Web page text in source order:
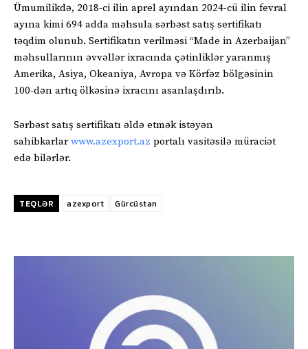
Ümumilikdə, 2018-ci ilin aprel ayından 2024-cü ilin fevral
ayına kimi 694 adda məhsula sərbəst satış sertifikatı
təqdim olunub. Sertifikatın verilməsi “Made in Azerbaijan”
məhsullarının əvvəllər ixracında çətinliklər yaranmış
Amerika, Asiya, Okeaniya, Avropa və Körfəz bölgəsinin
100-dən artıq ölkəsinə ixracını asanlaşdırıb.
Sərbəst satış sertifikatı əldə etmək istəyən
sahibkarlarwww.azexport.az portalı vasitəsilə müraciət
edə bilərlər.
TEQLƏR azexport Gürcüstan